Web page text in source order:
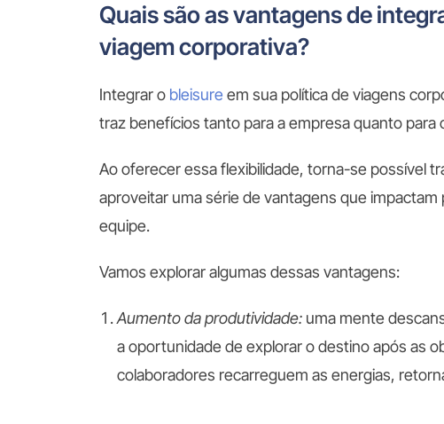
Quais são as vantagens de
viagem corporativa?
Integrar o bleisure em sua política de viagens
traz benefícios tanto para a empresa quanto para
Ao oferecer essa flexibilidade, torna-se possível
aproveitar uma série de vantagens que
equipe.
Vamos explorar algumas dessas vantagens:
Aumento da produtividade: uma mente
a oportunidade de explorar o destino após as
colaboradores recarreguem as energias,